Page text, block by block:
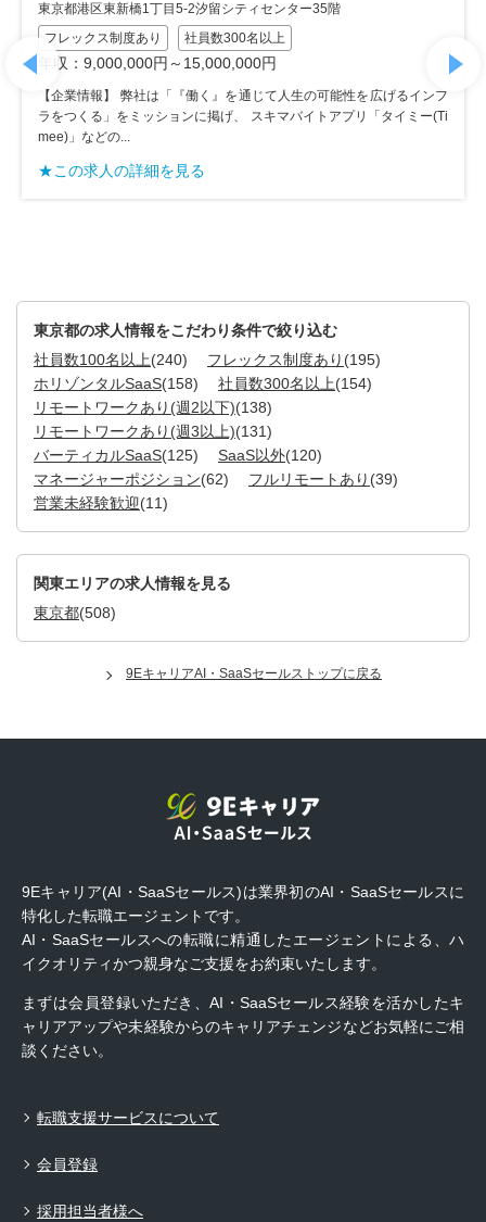
東京都港区東新橋1丁目5-2汐留シティセンター35階
フレックス制度あり
社員数300名以上
年収：9,000,000円～15,000,000円
【企業情報】 弊社は「『働く』を通じて人生の可能性を広げるインフ
ラをつくる」をミッションに掲げ、 スキマバイトアプリ「タイミー(Ti
mee)」などの...
★この求人の詳細を見る
東京都の求人情報をこだわり条件で絞り込む
社員数100名以上(240) フレックス制度あり (195)
ホリゾンタルSaaS(158) 社員数300名以上(154)
リモートワークあり(週2以下)(138)
リモートワークあり(週3以上)(131)
バーティカルSaaS(125) SaaS以外(120)
マネージャーポジション(62) フルリモートあり (39)
営業未経験歓迎(11)
関東エリアの求人情報を見る
東京都(508)
9EキャリアAI・SaaSセールストップに戻る
9Eキャリア(AI・SaaSセールス)は業界初のAI・SaaSセールスに
特化した転職エージェントです。
AI・SaaSセールスへの転職に精通したエージェントによる、ハ
イクオリティかつ親身なご支援をお約束いたします。
まずは会員登録いただき、AI・SaaSセールス経験を活かしたキ
ャリアアップや未経験からのキャリアチェンジなどお気軽にご相
談ください。
転職支援サービスについて
会員登録
採用担当者様へ